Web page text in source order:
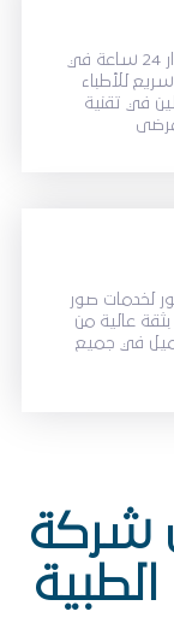
تغطية على مدار 24 ساعة في
للأطباء
في تقنية
لخدمات صور
عالية من
من 350 عميل في جميع
شركة